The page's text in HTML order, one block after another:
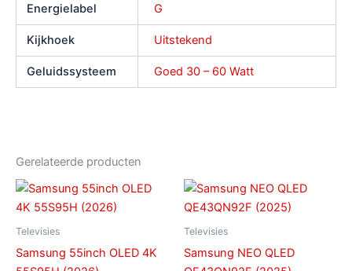
Energielabel G
Kijkhoek Uitstekend
Geluidssysteem Goed 30 – 60 Watt
Gerelateerde producten
Televisies
Samsung 55inch OLED 4K
Televisies
Samsung NEO QLED